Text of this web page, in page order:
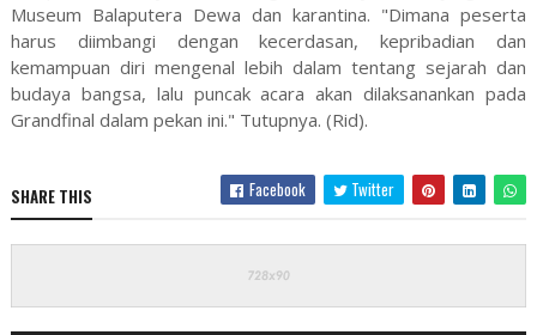
Museum Balaputera Dewa dan karantina. "Dimana peserta
harus diimbangi dengan kecerdasan, kepribadian dan
kemampuan diri mengenal lebih dalam tentang sejarah dan
budaya bangsa, lalu puncak acara akan dilaksanankan pada
Grandfinal dalam pekan ini." Tutupnya. (Rid).
SHARE THIS Facebook Twitter